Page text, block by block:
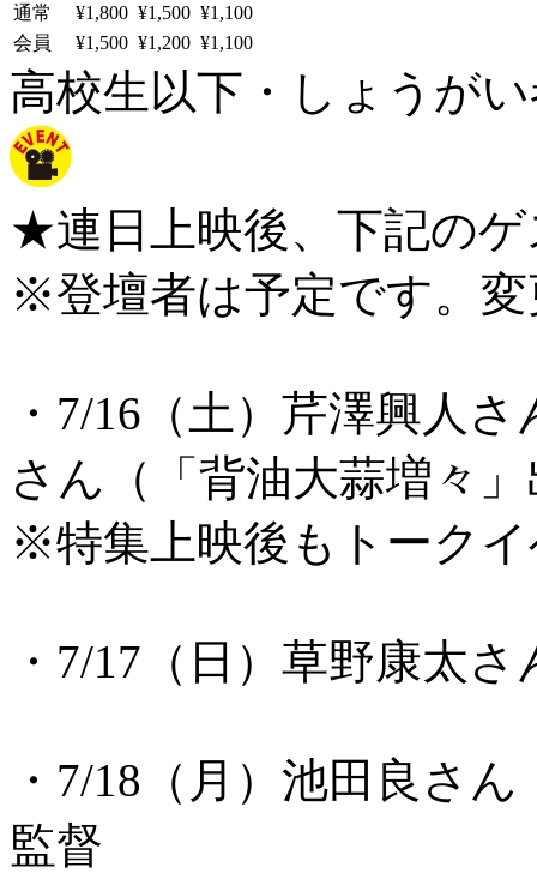
通常
¥1,800 ¥1,500 ¥1,100
会員
¥1,500 ¥1,200 ¥1,100
高校生以下・しょうがい
★連日上映後、下記の
※登壇者は予定です。
・7/16（土）芹澤興人
さん（「背油大蒜増々
※特集上映後もトーク
・7/17（日）草野康太
・7/18（月）池田良さ
監督